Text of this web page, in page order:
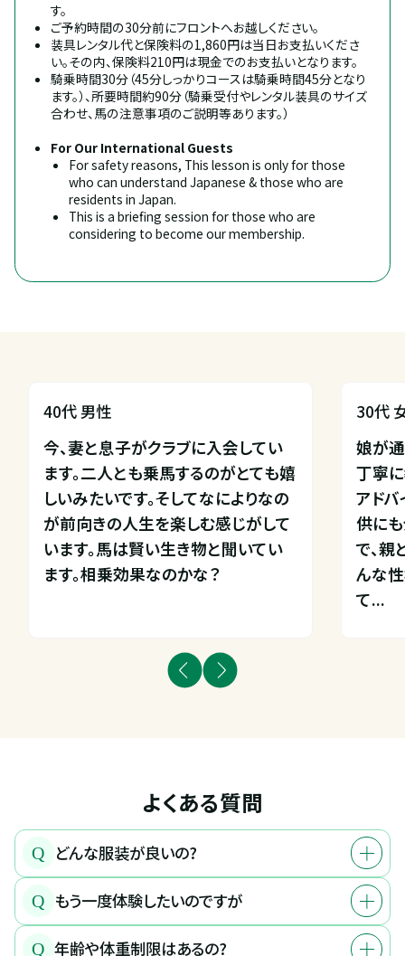
す。
ご予約時間の30分前にフロントへお越しください。
装具レンタル代と保険料の1,860円は当日お支払いくださ
い。その内、保険料210円は現金でのお支払いとなります。
騎乗時間30分（45分しっかりコースは騎乗時間45分となり
ます。）、所要時間約90分（騎乗受付やレンタル装具のサイズ
合わせ、馬の注意事項のご説明等あります。）
For Our International Guests
For safety reasons, This lesson is only for those
who can understand Japanese & those who are
residents in Japan.
This is a briefing session for those who are
considering to become our membership.
40代 男性
今、妻と息子がクラブに入会してい
ます。二人とも乗馬するのがとても嬉
しいみたいです。そしてなによりなの
が前向きの人生を楽しむ感じがして
います。馬は賢い生き物と聞いてい
ます。相乗効果なのかな？
30代
娘が
丁寧
アド
供に
で、親
んな
て...
よくある質問
Q どんな服装が良いの?
Q もう一度体験したいのですが
Q 年齢や体重制限はあるの?